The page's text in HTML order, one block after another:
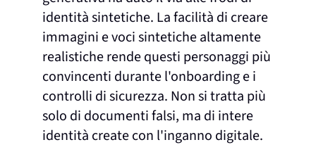
identità sintetiche. La facilità di creare
immagini e voci sintetiche altamente
realistiche rende questi personaggi più
convincenti durante l'onboarding e i
controlli di sicurezza. Non si tratta più
solo di documenti falsi, ma di intere
identità create con l'inganno digitale.